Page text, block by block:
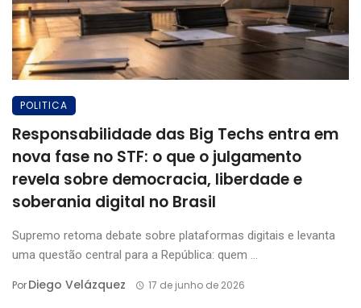
POLITICA
Responsabilidade das Big Techs entra em
nova fase no STF: o que o julgamento
revela sobre democracia, liberdade e
soberania digital no Brasil
Supremo retoma debate sobre plataformas digitais e levanta
uma questão central para a República: quem ...
PorDiego Velázquez 17 de junho de 2026